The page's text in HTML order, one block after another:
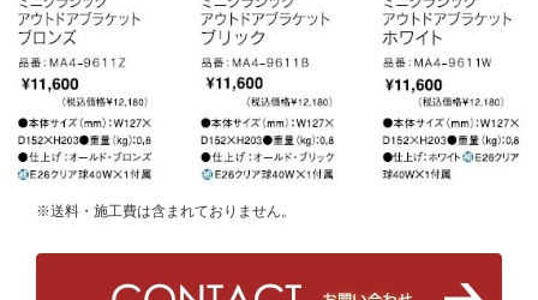
※送料・施工費は含まれておりません。